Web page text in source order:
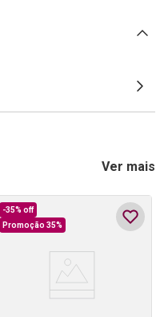
Ver mais
-35% off
Promoção 35%